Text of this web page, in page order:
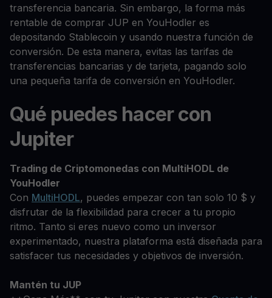
transferencia bancaria. Sin embargo, la forma más
rentable de comprar JUP en YouHodler es
depositando Stablecoin y usando nuestra función de
conversión. De esta manera, evitas las tarifas de
transferencias bancarias y de tarjeta, pagando solo
una pequeña tarifa de conversión en YouHodler.
Qué puedes hacer con
Jupiter
Trading de Criptomonedas con MultiHODL de
YouHodler
Con MultiHODL, puedes empezar con tan solo 10 $ y
disfrutar de la flexibilidad para crecer a tu propio
ritmo. Tanto si eres nuevo como un inversor
experimentado, nuestra plataforma está diseñada para
satisfacer tus necesidades y objetivos de inversión.
Mantén tu JUP